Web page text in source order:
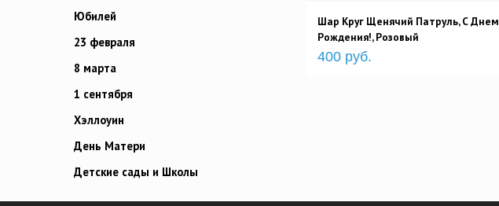
Шар Круг Щенячий Патруль, С Днем
Рождения!, Розовый
400 руб.
Юбилей
23 февраля
8 марта
1 сентября
Хэллоуин
День Матери
Детские сады и Школы